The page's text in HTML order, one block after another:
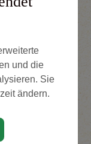
und die
Sie
ändern.